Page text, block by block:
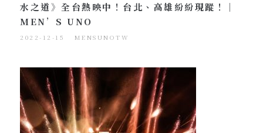
水之道》全台熱映中！台北、高雄紛紛現蹤！｜
MEN’S UNO
2022-12-15 MENSUNOTW